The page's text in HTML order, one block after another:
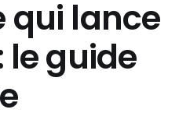
qui lance
le guide